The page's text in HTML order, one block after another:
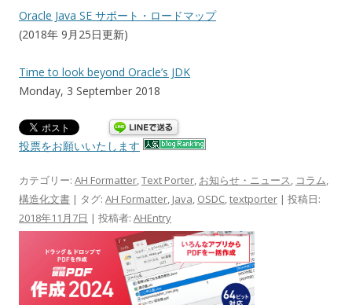
Oracle Java SE サポート・ロードマップ
(2018年 9月25日更新)
Time to look beyond Oracle’s JDK
Monday, 3 September 2018
投票をお願いいたします
カテゴリー: AH Formatter,Text Porter, お知らせ・ニュース, コラム,
構造化文書 | タグ: AH Formatter, Java, OSDC,textporter | 投稿日:
2018年11月7日 | 投稿者: AHEntry